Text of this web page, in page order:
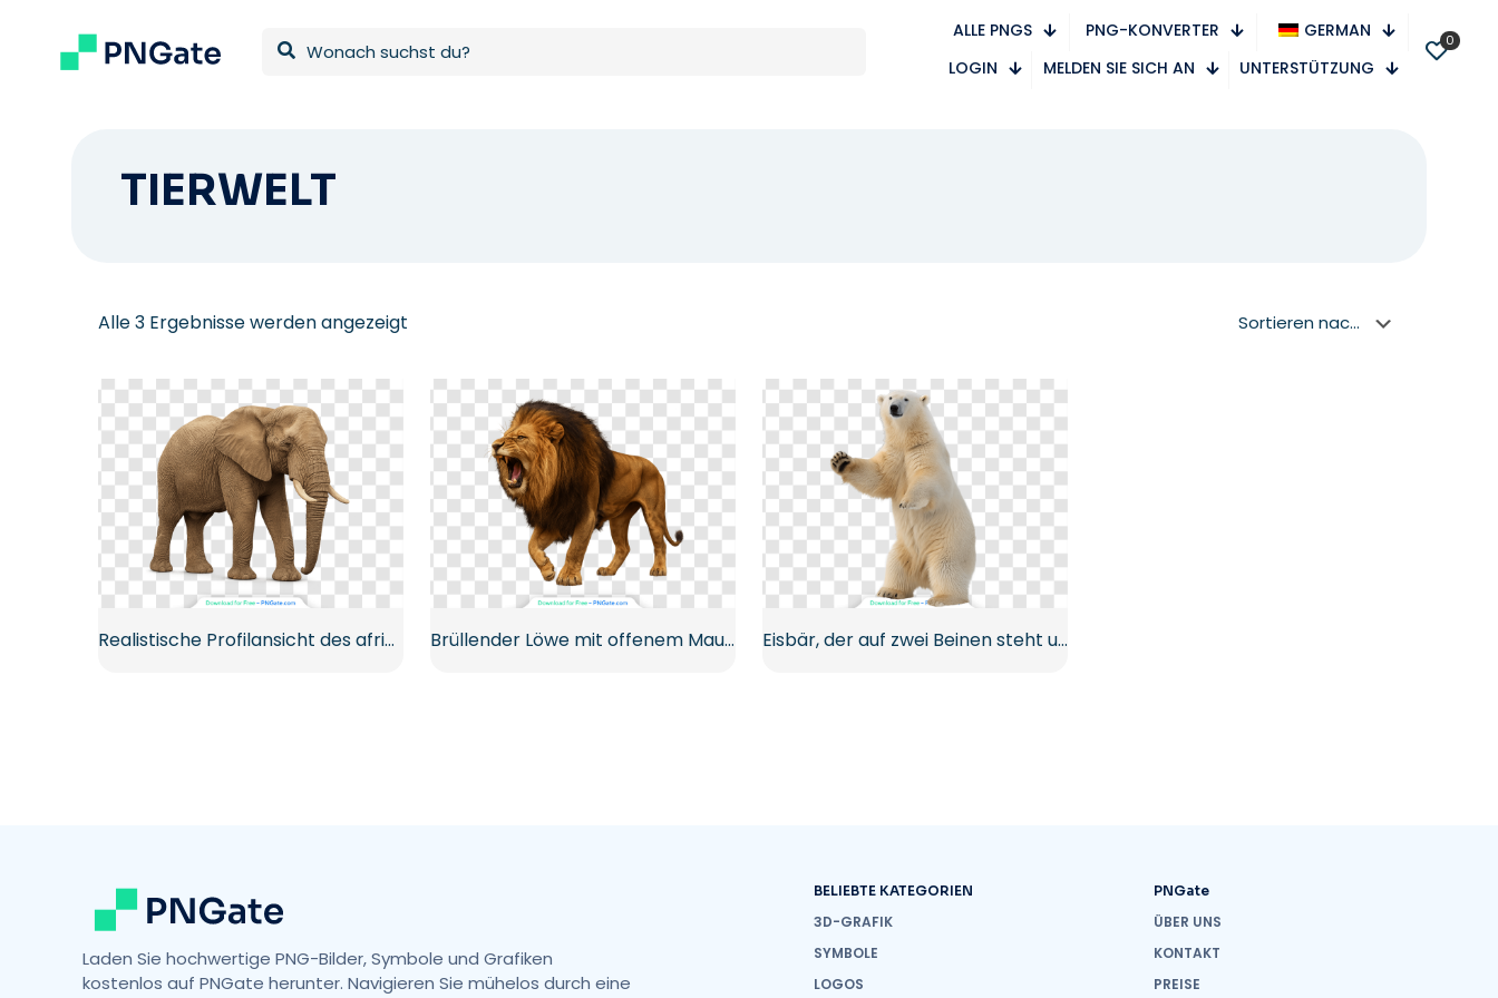
ALLE PNGS PNG-KONVERTER
GERMAN
LOGIN
MELDEN SIE SICH AN UNTERSTÜTZUNG
0
TIERWELT
Alle 3 Ergebnisse werden angezeigtNach
sortiert
Realistische Profilansicht des afrikanischen Elefanten Kostenloses PNG Brüllender Löwe mit offenem Maul Majestätisches Tier Kostenloses PNG Eisbär, der auf zwei Beinen steht und winkt Kostenloses PNG
Laden Sie hochwertige PNG-Bilder, Symbole und Grafiken
kostenlos auf PNGate herunter. Navigieren Sie mühelos durch eine
BELIEBTE KATEGORIEN
3D-GRAFIK
SYMBOLE
LOGOS
PNGate
ÜBER UNS
KONTAKT
PREISE